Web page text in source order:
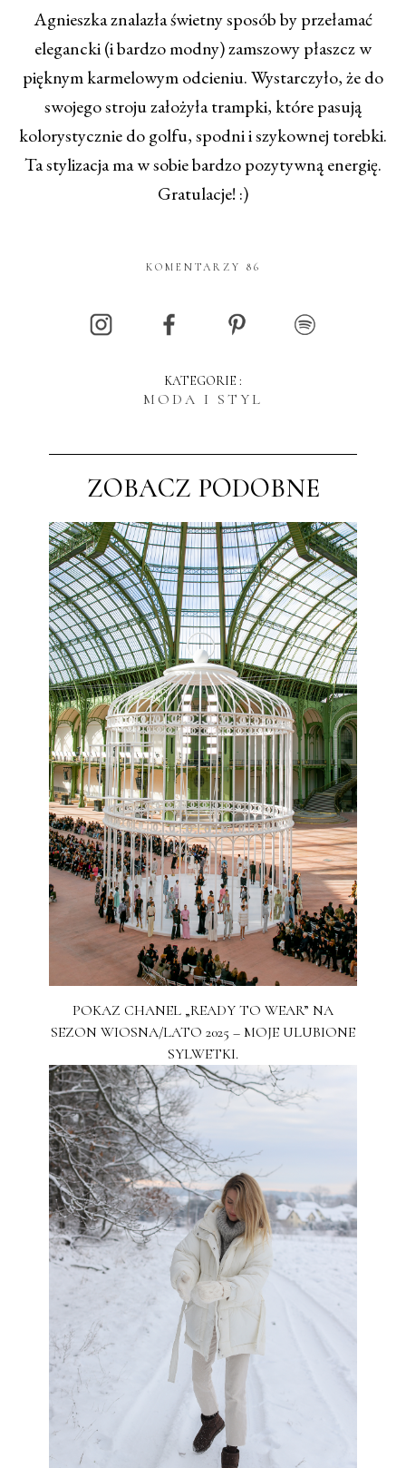
Agnieszka znalazła świetny sposób by przełamać
elegancki (i bardzo modny) zamszowy płaszcz w
pięknym karmelowym odcieniu. Wystarczyło, że do
swojego stroju założyła trampki, które pasują
kolorystycznie do golfu, spodni i szykownej torebki.
Ta stylizacja ma w sobie bardzo pozytywną energię.
Gratulacje! :)
KOMENTARZY 86
KATEGORIE :
MODA I STYL
ZOBACZ PODOBNE
POKAZ CHANEL „READY TO WEAR” NA
SEZON WIOSNA/LATO 2025 – MOJE ULUBIONE
SYLWETKI.